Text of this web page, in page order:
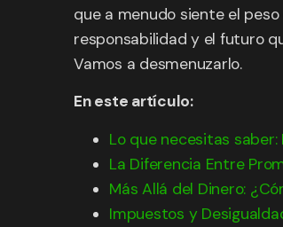
que a menudo siente el
responsabilidad y el futuro
Vamos a desmenuzarlo.
En este artículo:
Lo que necesitas saber:
La Diferencia Entre
Más Allá del Dinero:
Impuestos y